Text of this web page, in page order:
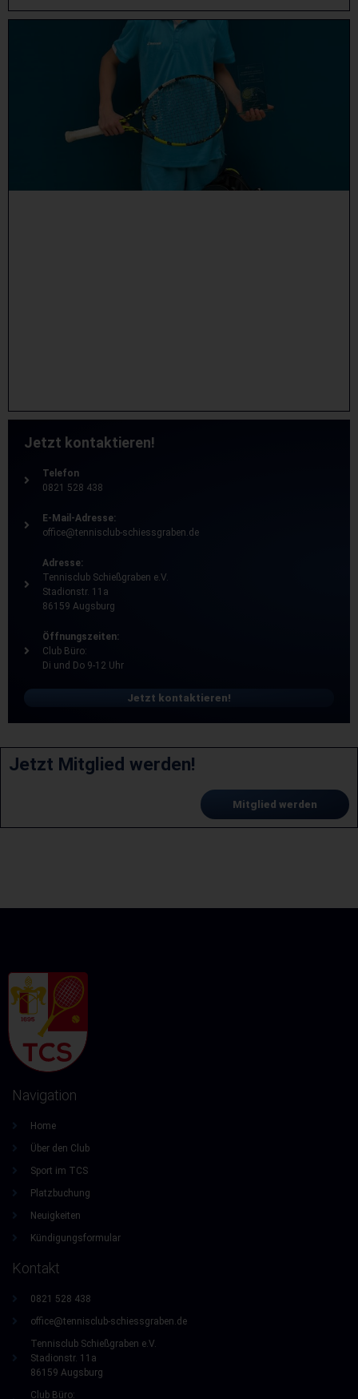
Jetzt kontaktieren!
Telefon
0821 528 438
E-Mail-Adresse:
office@tennisclub-schiessgraben.de
Adresse:
Tennisclub Schießgraben e.V.
Stadionstr. 11a
86159 Augsburg
Öffnungszeiten:
Club Büro:
Di und Do 9-12 Uhr
Jetzt kontaktieren!
Jetzt Mitglied werden!
Mitglied werden
Navigation
Home
Über den Club
Sport im TCS
Platzbuchung
Neuigkeiten
Kündigungsformular
Kontakt
0821 528 438
office@tennisclub-schiessgraben.de
Tennisclub Schießgraben e.V.
Stadionstr. 11a
86159 Augsburg
Club Büro: